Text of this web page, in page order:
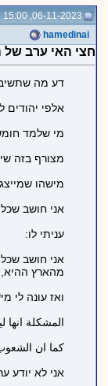
06-11-2023, 15:00
hamedinai
חצי האי ערב של
דע מה
אלפי יהודים
מי שלמד
מצורף בזה
מישהו
אני חושב
עניתי לו:
אני חושב
מהארץ ההיא,
ואז עונה לי
المشكلة
كما ان
אני לא יודע